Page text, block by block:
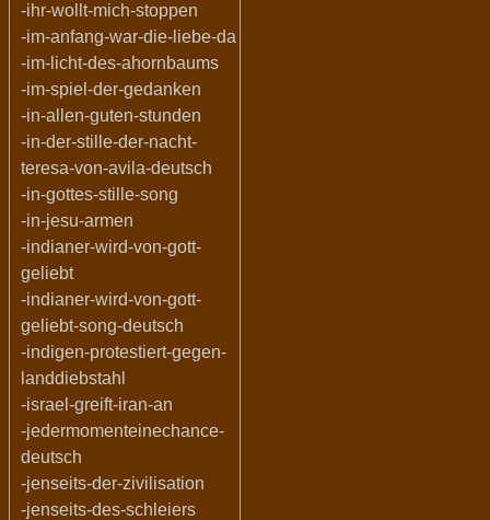
-ihr-wollt-mich-stoppen
-im-anfang-war-die-liebe-da
-im-licht-des-ahornbaums
-im-spiel-der-gedanken
-in-allen-guten-stunden
-in-der-stille-der-nacht-
teresa-von-avila-deutsch
-in-gottes-stille-song
-in-jesu-armen
-indianer-wird-von-gott-
geliebt
-indianer-wird-von-gott-
geliebt-song-deutsch
-indigen-protestiert-gegen-
landdiebstahl
-israel-greift-iran-an
-jedermomenteinechance-
deutsch
-jenseits-der-zivilisation
-jenseits-des-schleiers